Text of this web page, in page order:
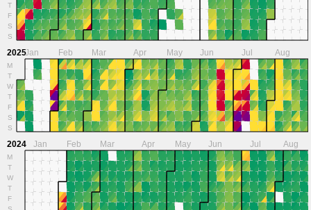
T
F
S
S
2025
M
T
W
T
F
S
S
Jan Feb Mar Apr May Jun Jul Aug
2024
M
T
W
T
F
Jan Feb Mar Apr May Jun Jul Aug